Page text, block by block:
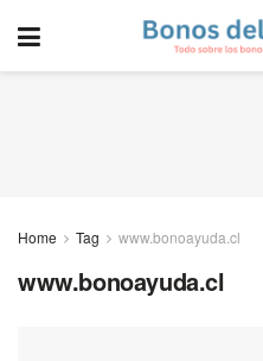
Home Tag www.bonoayuda.cl
www.bonoayuda.cl